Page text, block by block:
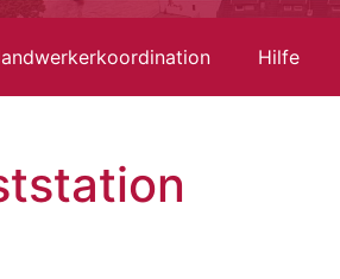
Hilfe